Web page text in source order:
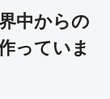
中からの
っていま